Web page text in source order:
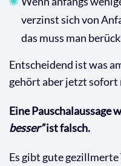
verzinst sich von
das muss man
Entscheidend ist was
gehört aber jetzt sofort
Eine Pauschalaussage
besser”ist falsch.
Es gibt gute